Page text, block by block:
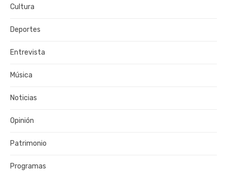
Cultura
Deportes
Entrevista
Música
Noticias
Opinión
Patrimonio
Programas